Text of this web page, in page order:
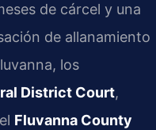
de cárcel y una
de allanamiento
los
District Court,
Fluvanna County